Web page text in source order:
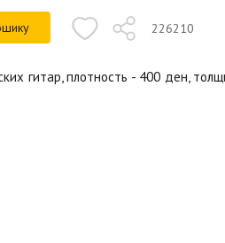
226210
гитар, плотность - 400 ден,